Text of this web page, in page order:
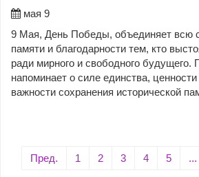
мая 9
9 Мая, День Победы, объединяет всю
памяти и благодарности тем, кто
ради мирного и свободного будущего.
напоминает о силе единства,
важности сохранения исторической
Пред. 1 2 3 4 5 ...